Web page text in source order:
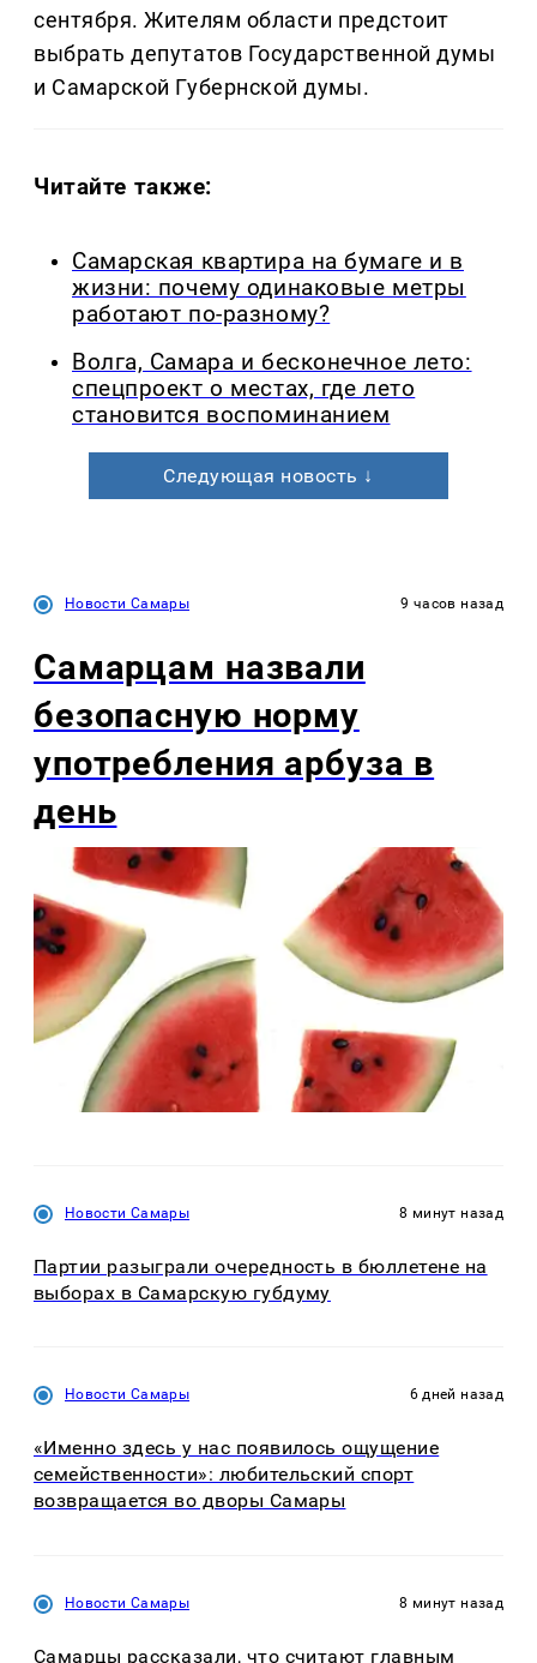
сентября. Жителям области предстоит
выбрать депутатов Государственной думы
и Самарской Губернской думы.
Читайте также:
Самарская квартира на бумаге и в
жизни: почему одинаковые метры
работают по-разному?
Волга, Самара и бесконечное лето:
спецпроект о местах, где лето
становится воспоминанием
Следующая новость ↓
Новости Самары 9 часов назад
Самарцам назвали
безопасную норму
употребления арбуза в
день
Новости Самары 8 минут назад
Партии разыграли очередность в бюллетене на
выборах в Самарскую губдуму
Новости Самары 6 дней назад
«Именно здесь у нас появилось ощущение
семейственности»: любительский спорт
возвращается во дворы Самары
Новости Самары 8 минут назад
Самарцы рассказали, что считают главным